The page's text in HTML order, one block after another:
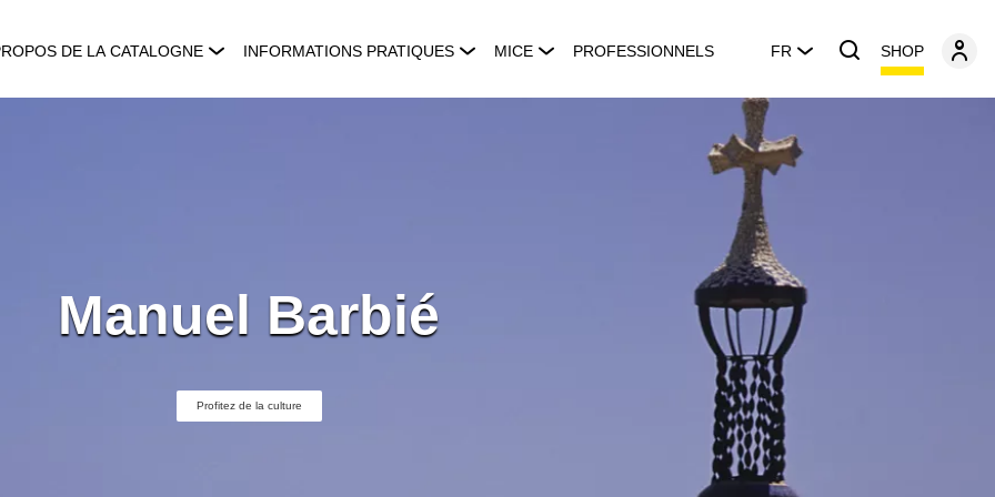
DE LA CATALOGNE INFORMATIONS PRATIQUES MICE PROFESSIONNELS FR SHOP
Manuel Barbié
Profitez de la culture